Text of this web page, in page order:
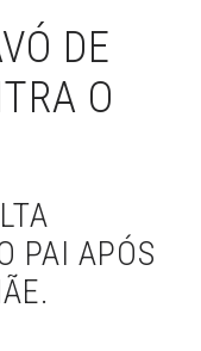
DE
O
PAI APÓS